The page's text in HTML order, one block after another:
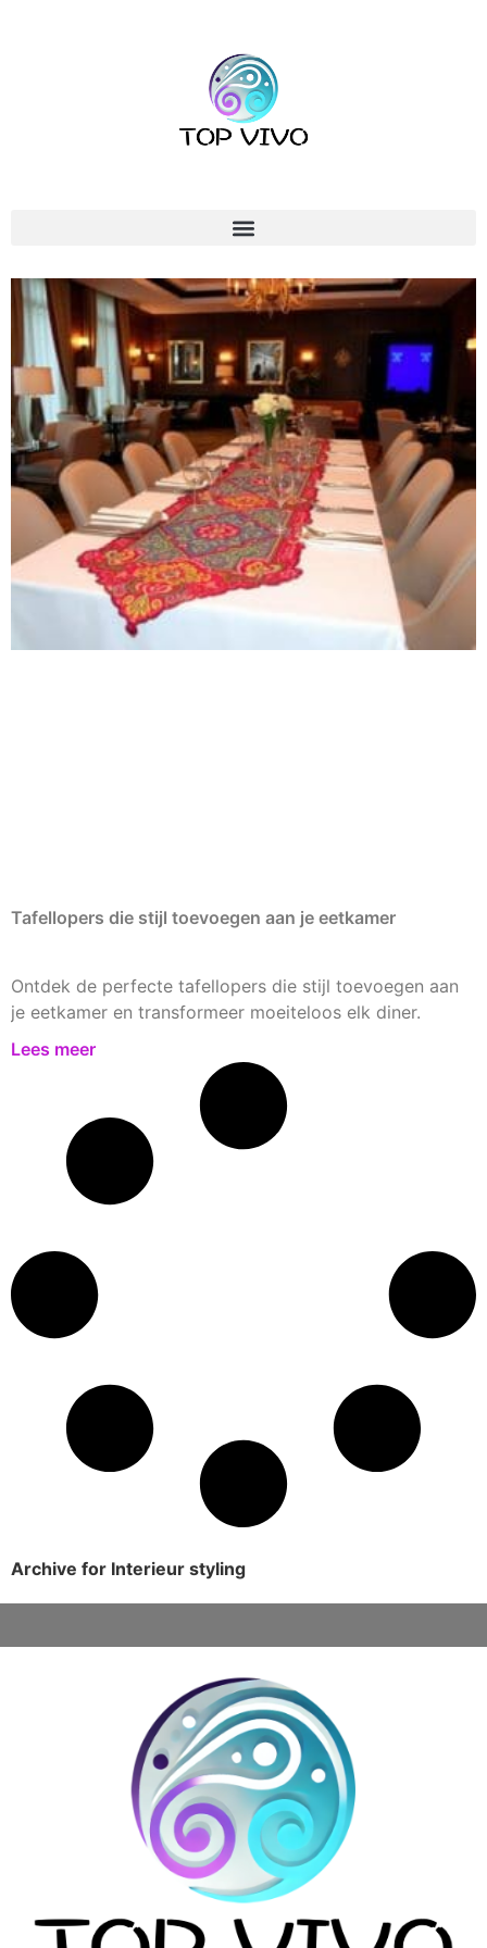
Tafellopers die stijl toevoegen aan je eetkamer
Ontdek de perfecte tafellopers die stijl toevoegen aan
je eetkamer en transformeer moeiteloos elk diner.
Lees meer
Archive for Interieur styling